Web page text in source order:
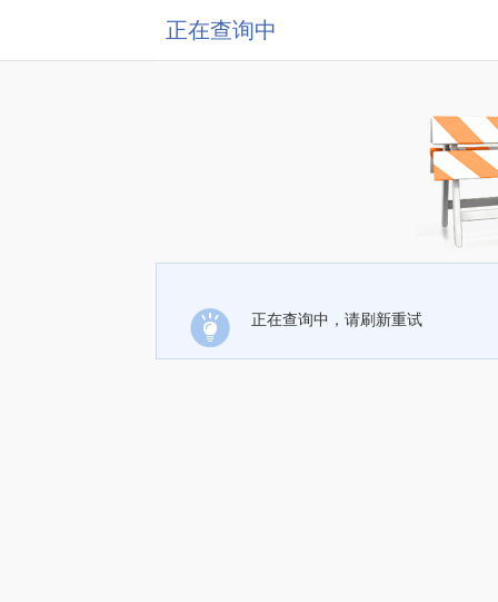
正在查询中
正在查询中，请刷新重试